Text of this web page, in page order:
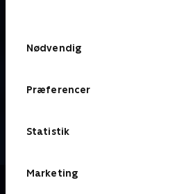
Nødvendig
Præferencer
Statistik
Marketing